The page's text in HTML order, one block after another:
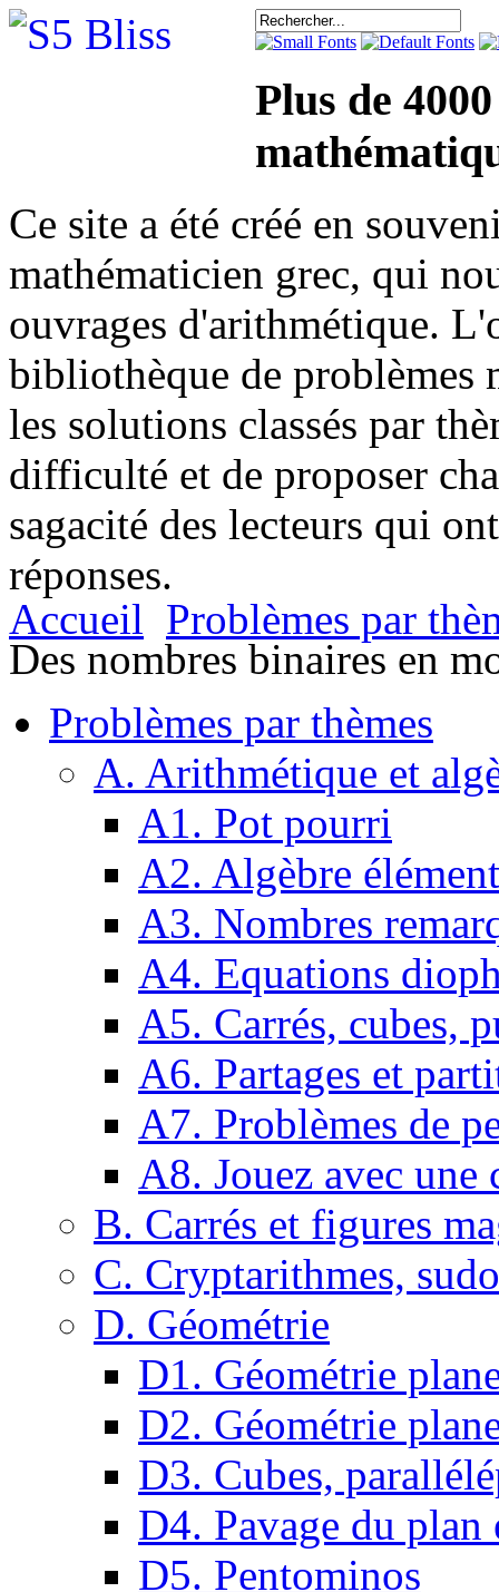
Plus de
Ce site a été créé en
mathématicien grec, qui
ouvrages d'arithmétique.
bibliothèque de problèmes
les solutions classés par
difficulté et de proposer
sagacité des lecteurs qui
réponses.
Accueil Problèmes par
Des nombres binaires en
Problèmes par thèmes
A. Arithmétique et
A1. Pot pourri
A2. Algèbre
A3. Nombres
A4. Equations
A5. Carrés, cubes,
A6. Partages et
A7. Problèmes de
A8. Jouez avec une
B. Carrés et figures
C. Cryptarithmes,
D. Géométrie
D1. Géométrie
D2. Géométrie
D3. Cubes,
D4. Pavage du plan
D5. Pentominos